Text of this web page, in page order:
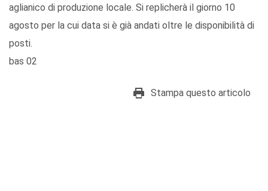
aglianico di produzione locale. Si replicherà il giorno 10
agosto per la cui data si è già andati oltre le disponibilità di
posti.
bas 02
Stampa questo articolo